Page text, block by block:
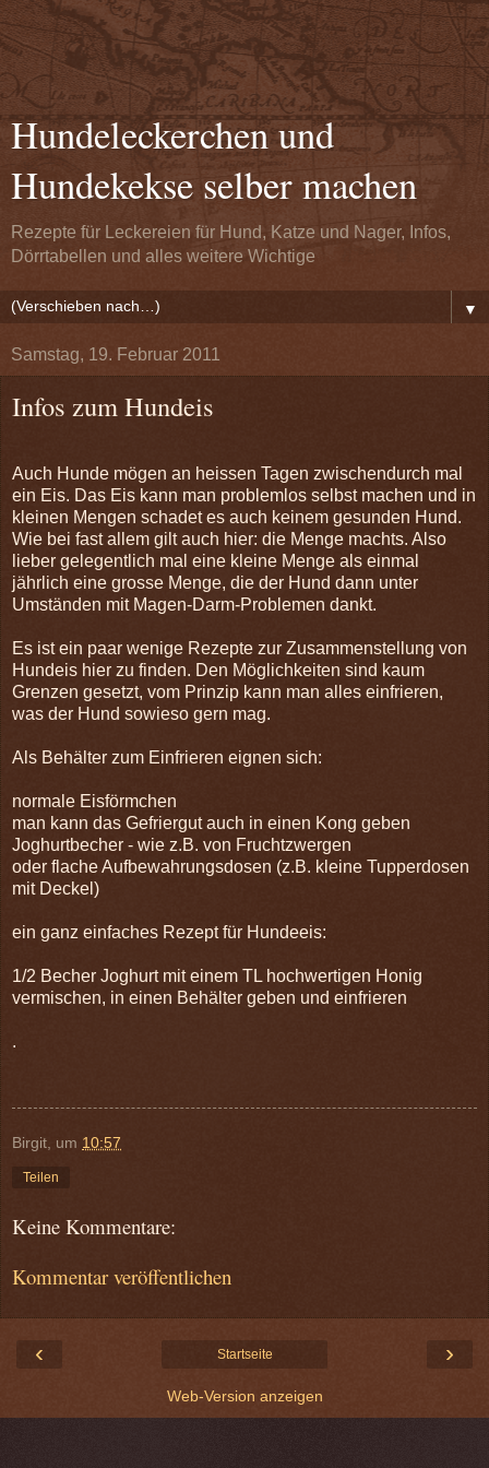
Hundeleckerchen und
Hundekekse selber machen
Rezepte für Leckereien für Hund, Katze und Nager, Infos,
Dörrtabellen und alles weitere Wichtige
▼
Samstag, 19. Februar 2011
Infos zum Hundeis
Auch Hunde mögen an heissen Tagen zwischendurch mal
ein Eis. Das Eis kann man problemlos selbst machen und in
kleinen Mengen schadet es auch keinem gesunden Hund.
Wie bei fast allem gilt auch hier: die Menge machts. Also
lieber gelegentlich mal eine kleine Menge als einmal
jährlich eine grosse Menge, die der Hund dann unter
Umständen mit Magen-Darm-Problemen dankt.
Es ist ein paar wenige Rezepte zur Zusammenstellung von
Hundeis hier zu finden. Den Möglichkeiten sind kaum
Grenzen gesetzt, vom Prinzip kann man alles einfrieren,
was der Hund sowieso gern mag.
Als Behälter zum Einfrieren eignen sich:
normale Eisförmchen
man kann das Gefriergut auch in einen Kong geben
Joghurtbecher - wie z.B. von Fruchtzwergen
oder flache Aufbewahrungsdosen (z.B. kleine Tupperdosen
mit Deckel)
ein ganz einfaches Rezept für Hundeeis:
1/2 Becher Joghurt mit einem TL hochwertigen Honig
vermischen, in einen Behälter geben und einfrieren
.
Birgit, um 10:57
Teilen
Keine Kommentare:
Kommentar veröffentlichen
‹ ›
Startseite
Web-Version anzeigen